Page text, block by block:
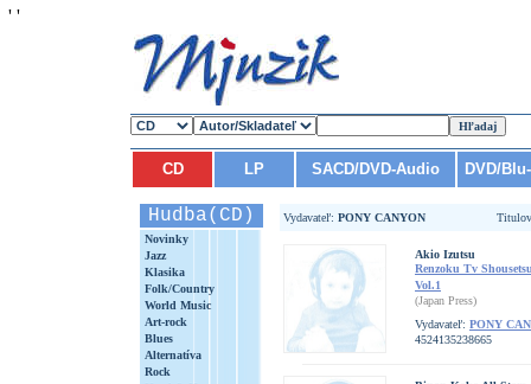
' '
CD LP SACD/DVD-Audio DVD/
Hudba(CD)
Novinky
Jazz
Klasika
Folk/Country
World Music
Art-rock
Blues
Alternatíva
Rock
Vydavateľ: PONY CANYON
Akio Izutsu
Renzoku Tv
Vol.1
(Japan Press)
Vydavateľ: PONY
4524135238665